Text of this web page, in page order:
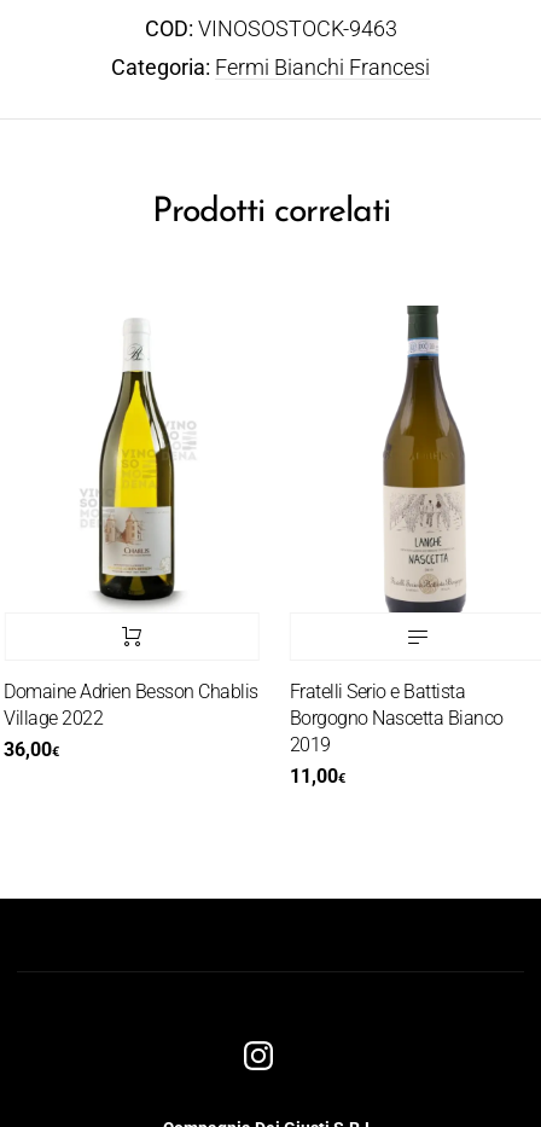
COD: VINOSOSTOCK-9463
Categoria: Fermi Bianchi Francesi
Prodotti correlati
Adrien Besson Chablis
2022
€
Fratelli Serio e Battista
Borgogno Nascetta Bianco
2019
11,00€